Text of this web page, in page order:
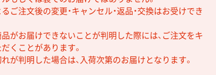
ご注文後の変更・キャンセル・返品・交換はお受けでき
がお届けできないことが判明した際には、ご注文をキ
くことがあります。
が判明した場合は、入荷次第のお届けとなります。